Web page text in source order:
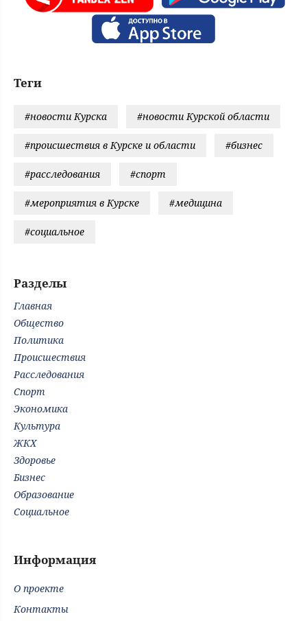
Теги
#новости Курска #новости Курской области
#происшествия в Курске и области #бизнес
#расследования #спорт
#мероприятия в Курске #медицина
#социальное
Разделы
Главная
Общество
Политика
Происшествия
Расследования
Спорт
Экономика
Культура
ЖКХ
Здоровье
Бизнес
Образование
Социальное
Информация
О проекте
Контакты